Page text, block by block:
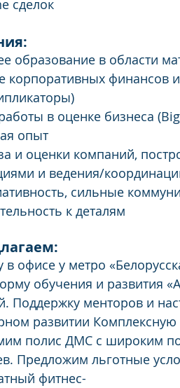
сделок
образование в области
корпоративных финансов
в оценке бизнеса
опыт
и оценки компаний,
и ведения/
сильные
к деталям
в офисе у метро
обучения и развития
Поддержку менторов и
развитии
полис ДМС с широким
Предложим льготные
фитнес-